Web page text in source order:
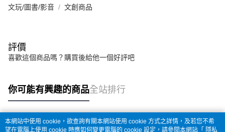
文玩/圖書/影音 文創商品
評價
喜歡這個商品嗎？購買後給他一個好評吧
你可能有興趣的商品全站排行
熱門標籤
本網站中使用 cookie，欲查詢有關本網站使用 cookie 方式之詳情，及若您不希
望在電腦上使用 cookie 時應如何變更電腦的 cookie 設定，請參閱本網站「 隱私